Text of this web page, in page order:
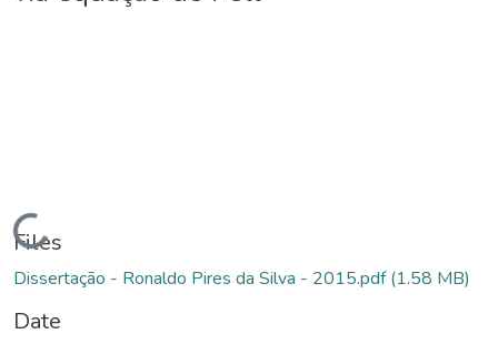
Loading...
Files
Dissertação - Ronaldo Pires da Silva - 2015.pdf(1.58 MB)
Date